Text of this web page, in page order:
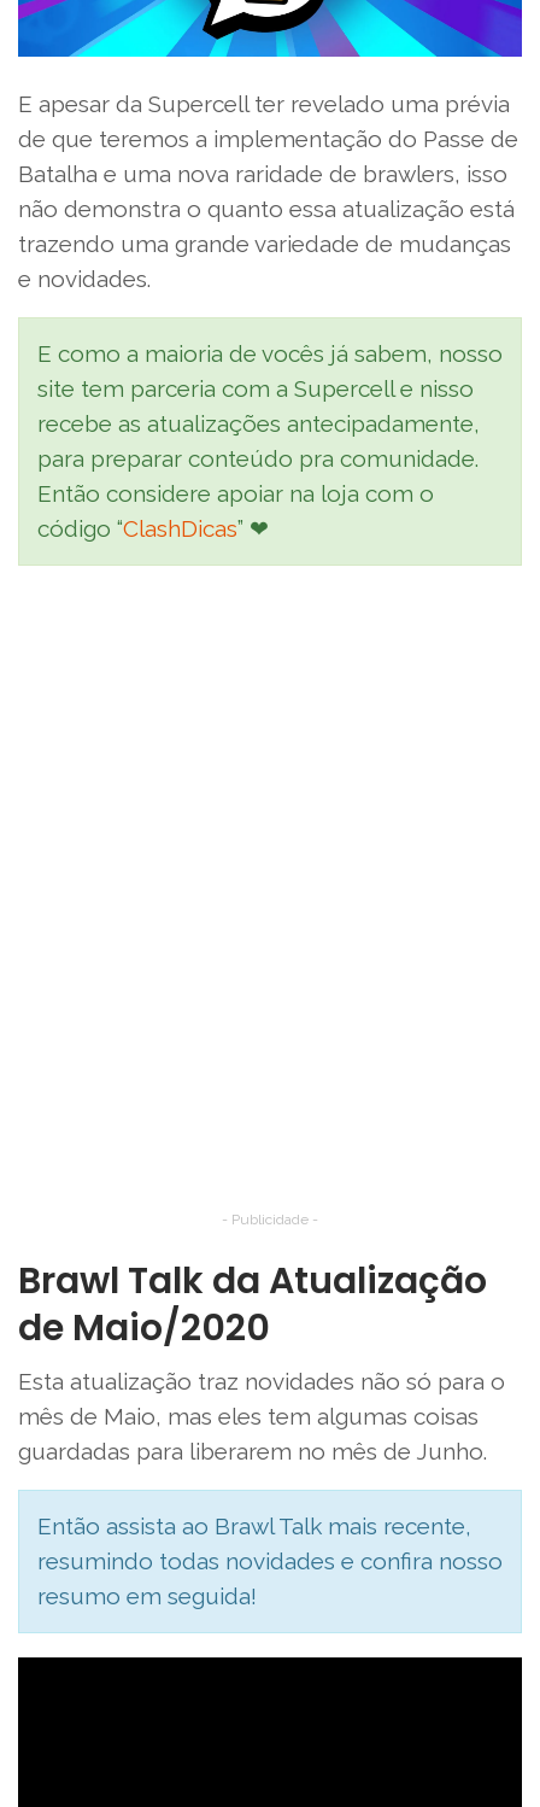
E apesar da Supercell ter revelado uma prévia
de que teremos a implementação do Passe de
Batalha e uma nova raridade de brawlers, isso
não demonstra o quanto essa atualização está
trazendo uma grande variedade de mudanças
e novidades.
E como a maioria de vocês já sabem, nosso
site tem parceria com a Supercell e nisso
recebe as atualizações antecipadamente,
para preparar conteúdo pra comunidade.
Então considere apoiar na loja com o
código “ClashDicas” ❤
- Publicidade -
Brawl Talk da Atualização
de Maio/2020
Esta atualização traz novidades não só para o
mês de Maio, mas eles tem algumas coisas
guardadas para liberarem no mês de Junho.
Então assista ao Brawl Talk mais recente,
resumindo todas novidades e confira nosso
resumo em seguida!